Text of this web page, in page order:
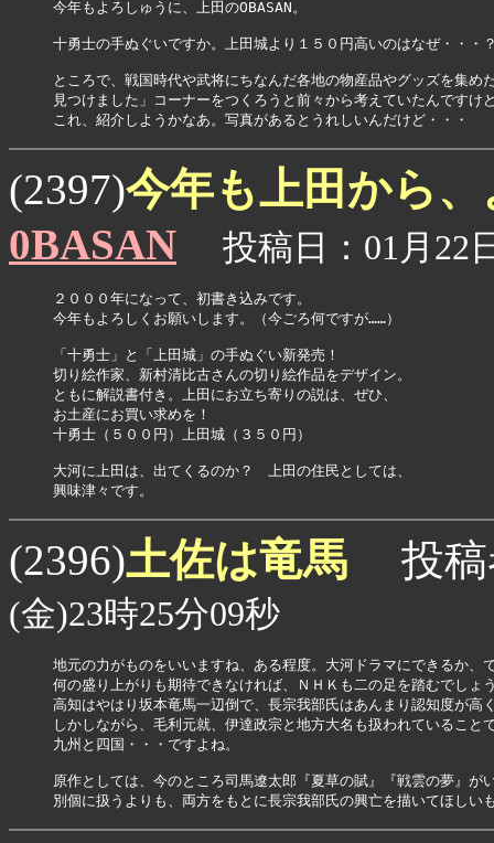
今年もよろしゅうに、上田のOBASAN。
十勇士の手ぬぐいですか。上田城より１５０円高いのはなぜ・・・
ところで、戦国時代や武将にちなんだ各地の物産品やグッズを集め
見つけました」コーナーをつくろうと前々から考えていたんですけ
(2397)今年も上田から
0BASAN 投稿日：01月22
２０００年になって、初書き込みです。
今年もよろしくお願いします。（今ごろ何ですが……）
「十勇士」と「上田城」の手ぬぐい新発売！
切り絵作家、新村清比古さんの切り絵作品をデザイン。
ともに解説書付き。上田にお立ち寄りの説は、ぜひ、
お土産にお買い求めを！
十勇士（５００円）上田城（３５０円）
大河に上田は、出てくるのか？　上田の住民としては、
(2396)土佐は竜馬 投稿
(金)23時25分09秒
地元の力がものをいいますね、ある程度。大河ドラマにできるか、
何の盛り上がりも期待できなければ、ＮＨＫも二の足を踏むでしょ
高知はやはり坂本竜馬一辺倒で、長宗我部氏はあんまり認知度が高
しかしながら、毛利元就、伊達政宗と地方大名も扱われていること
九州と四国・・・ですよね。
原作としては、今のところ司馬遼太郎『夏草の賦』『戦雲の夢』が